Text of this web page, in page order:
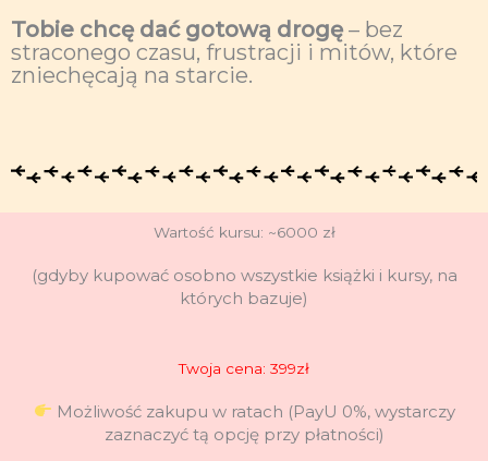
Tobie chcę dać gotową drogę– bez
straconego czasu, frustracji i mitów, które
zniechęcają na starcie.
Wartość kursu: ~6000 zł
(gdyby kupować osobno wszystkie książki i kursy, na
których bazuje)
Twoja cena: 399zł
Możliwość zakupu w ratach (PayU 0%, wystarczy
zaznaczyć tą opcję przy płatności)